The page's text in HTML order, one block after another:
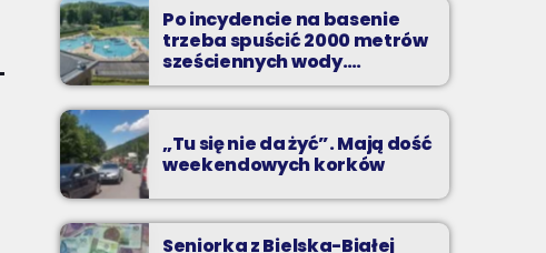
to najgorętsze hity lata, muzyczne plażowe
perełki, wspomnienia letnich przebojów,
nowości i premiery oraz Wasze pozdrowienia
z wakacji!
Po incydencie na basenie
trzeba spuścić 2000 metrów
sześciennych wody.
„Ogromne koszty i ogromna
praca”
„Tu się nie da żyć”. Mają dość
weekendowych korków
Seniorka z Bielska-Białej